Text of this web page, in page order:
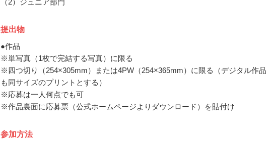
（2）ジュニア部門
提出物
●作品
※単写真（1枚で完結する写真）に限る
※四つ切り（254×305mm）または4PW（254×365mm）に限る（デジタル作品
も同サイズのプリントとする）
※応募は一人何点でも可
※作品裏面に応募票（公式ホームページよりダウンロード）を貼付け
参加方法